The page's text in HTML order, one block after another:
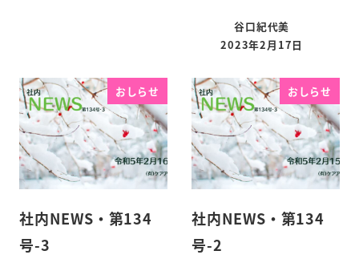
谷口紀代美
2023年2月17日
おしらせ
社内NEWS・第134
号-3
おしらせ
社内NEWS・第134
号-2